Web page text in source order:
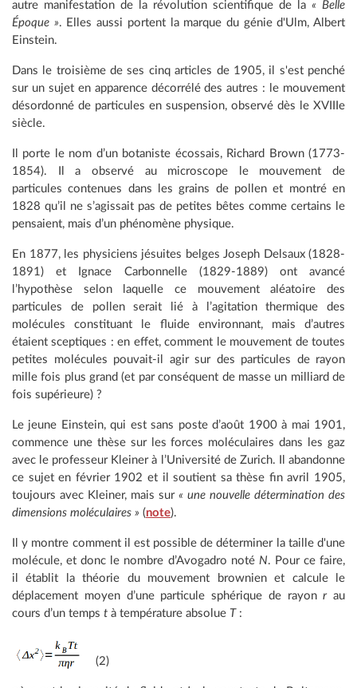
autre manifestation de la révolution scientifique de la « Belle
Époque ». Elles aussi portent la marque du génie d'Ulm, Albert
Einstein.
Dans le troisième de ses cinq articles de 1905, il s'est penché
sur un sujet en apparence décorrélé des autres : le mouvement
désordonné de particules en suspension, observé dès le XVIIIe
siècle.
Il porte le nom d’un botaniste écossais, Richard Brown (1773-
1854). Il a observé au microscope le mouvement de
particules contenues dans les grains de pollen et montré en
1828 qu’il ne s’agissait pas de petites bêtes comme certains le
pensaient, mais d’un phénomène physique.
En 1877, les physiciens jésuites belges Joseph Delsaux (1828-
1891) et Ignace Carbonnelle (1829-1889) ont avancé
l’hypothèse selon laquelle ce mouvement aléatoire des
particules de pollen serait lié à l’agitation thermique des
molécules constituant le fluide environnant, mais d’autres
étaient sceptiques : en effet, comment le mouvement de toutes
petites molécules pouvait-il agir sur des particules de rayon
mille fois plus grand (et par conséquent de masse un milliard de
fois supérieure) ?
Le jeune Einstein, qui est sans poste d’août 1900 à mai 1901,
commence une thèse sur les forces moléculaires dans les gaz
avec le professeur Kleiner à l’Université de Zurich. Il abandonne
ce sujet en février 1902 et il soutient sa thèse fin avril 1905,
toujours avec Kleiner, mais sur « une nouvelle détermination des
dimensions moléculaires » (note).
Il y montre comment il est possible de déterminer la taille d'une
molécule, et donc le nombre d’Avogadro noté N. Pour ce faire,
il établit la théorie du mouvement brownien et calcule le
déplacement moyen d’une particule sphérique de rayonrau
cours d’un temps t à température absolue T:
(2)